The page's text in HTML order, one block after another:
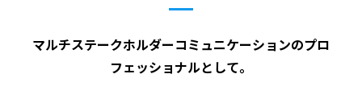
マルチステークホルダーコミュニケーションのプロ
フェッショナルとして。